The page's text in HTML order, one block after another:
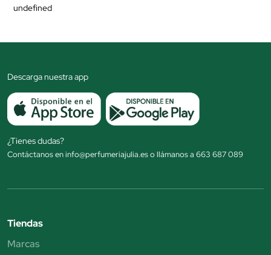
undefined
Descarga nuestra app
¿Tienes dudas?
Contáctanos en info@perfumeriajulia.es o llámanos a 663 687 089
Tiendas
Marcas